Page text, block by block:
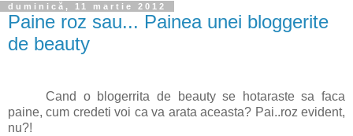
duminică, 11 martie 2012
Paine roz sau... Painea unei bloggerite
de beauty
Cand o blogerrita de beauty se hotaraste sa faca
paine, cum credeti voi ca va arata aceasta? Pai..roz evident,
nu?!